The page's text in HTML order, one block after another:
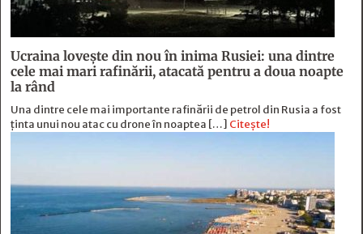
Ucraina lovește din nou în inima Rusiei: una dintre
cele mai mari rafinării, atacată pentru a doua noapte
la rând
Una dintre cele mai importante rafinării de petrol din Rusia a fost
ținta unui nou atac cu drone în noaptea […] Citește!